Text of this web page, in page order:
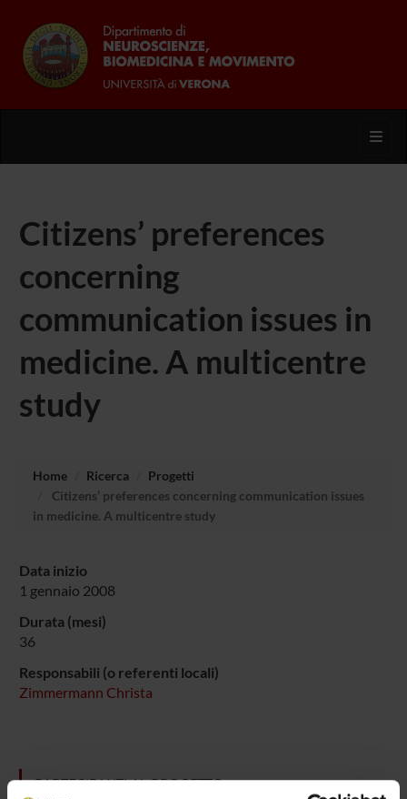
Citizens’ preferences
concerning
communication issues in
medicine. A multicentre
study
Home Ricerca
Progetti
Citizens’ preferences concerning communication issues
in medicine. A multicentre study
Data inizio
1 gennaio 2008
Durata (mesi)
36
Responsabili (o referenti locali)
Zimmermann Christa
PARTECIPANTI AL PROGETTO